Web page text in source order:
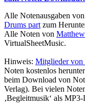
Alle Notenausgaben von
Drums part zum
Alle Noten von
VirtualSheetMusic.
Hinweis: Mitglieder von
Noten kostenlos
beim Download von
Verlag). Bei vielen
‚Begleitmusik‘ als